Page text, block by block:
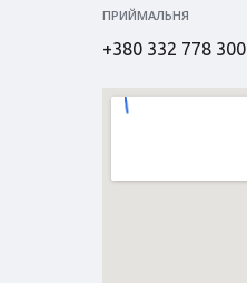
ПРИЙМАЛЬНЯ
+380 332 778 300